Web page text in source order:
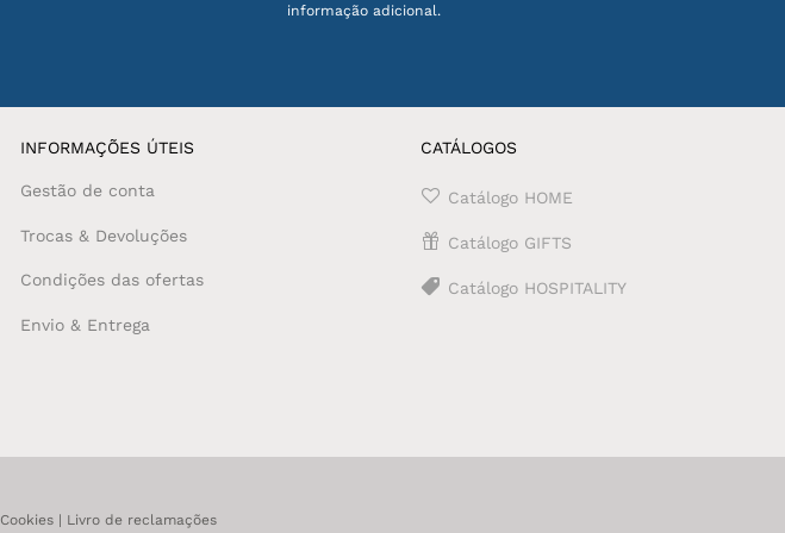
informação adicional.
INFORMAÇÕES ÚTEIS
Gestão de conta
Trocas & Devoluções
Condições das ofertas
Envio & Entrega
CATÁLOGOS
Catálogo HOME
Catálogo GIFTS
Catálogo HOSPITALITY
Cookies| Livro de reclamações